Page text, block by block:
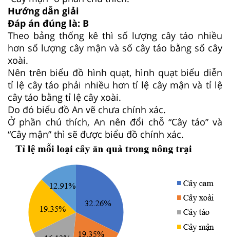
Hướng dẫn giải
Đáp án đúng là: B
Theo bảng thống kê thì số lượng cây táo nhiều
hơn số lượng cây mận và số cây táo bằng số cây
xoài.
Nên trên biểu đồ hình quạt, hình quạt biểu diễn
tỉ lệ cây táo phải nhiều hơn tỉ lệ cây mận và tỉ lệ
cây táo bằng tỉ lệ cây xoài.
Do đó biểu đồ An vẽ chưa chính xác.
Ở phần chú thích, An nên đổi chỗ “Cây táo” và
“Cây mận” thì sẽ được biểu đồ chính xác.